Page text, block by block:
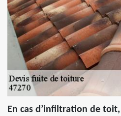
En cas d’infiltration de